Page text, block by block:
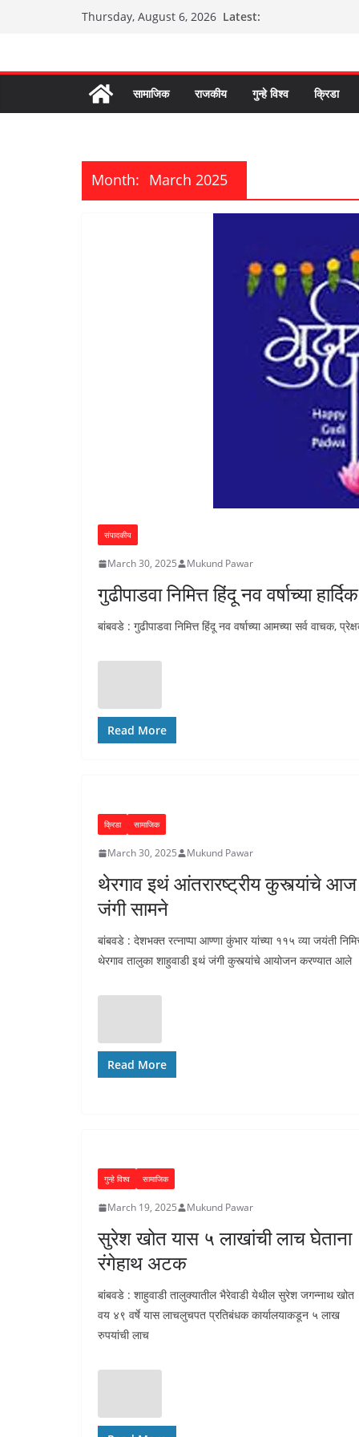
Thursday, August 6, 2026 Latest:
सामाजिक राजकीय गुन्हे विश्व क्रिडा
Month: March 2025
संपादकीय
March 30, 2025 Mukund Pawar
गुढीपाडवा निमित्त हिंदू नव वर्षाच्या
बांबवडे : गुढीपाडवा निमित्त हिंदू नव वर्षाच्या आमच्या सर्व
Read More
क्रिडा सामाजिक
March 30, 2025 Mukund Pawar
थेरगाव इथं आंतरारष्ट्रीय कुस्त्यांचे आज
जंगी सामने
बांबवडे : देशभक्त रत्नाप्पा आण्णा कुंभार यांच्या ११५ व्या जयंती
थेरगाव तालुका शाहुवाडी इथं जंगी कुस्त्यांचे आयोजन करण्यात आले
Read More
गुन्हे विश्व सामाजिक
March 19, 2025 Mukund Pawar
सुरेश खोत यास ५ लाखांची लाच घेताना
रंगेहाथ अटक
बांबवडे : शाहुवाडी तालुक्यातील भैरेवाडी येथील सुरेश जगन्नाथ खोत
वय ४९ वर्षे यास लाचलुचपत प्रतिबंधक कार्यालयाकडून ५ लाख
रुपयांची लाच